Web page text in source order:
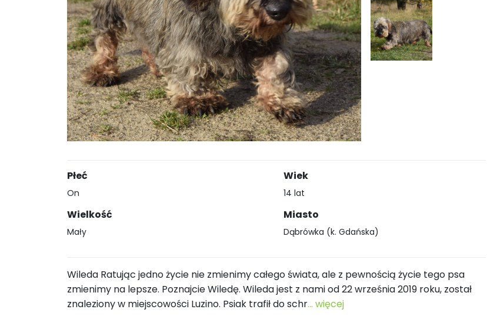
Płeć
On
Wielkość
Mały
Wiek
14 lat
Miasto
Dąbrówka (k. Gdańska)
Wileda Ratując jedno życie nie zmienimy całego świata, ale z pewnością życie tego psa
zmienimy na lepsze. Poznajcie Wiledę. Wileda jest z nami od 22 września 2019 roku, został
znaleziony w miejscowości Luzino. Psiak trafił do schr... więcej